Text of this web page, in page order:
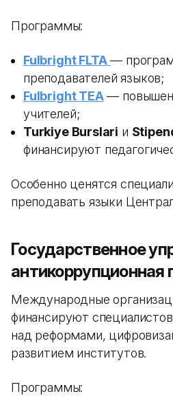
Программы:
Fulbright FLTA —
преподавателей языков;
Fulbright TEA—
учителей;
Turkiye Burslari и
финансируют
Особенно ценятся
преподавать языки
Государственное
антикоррупционная
Международные
финансируют
над реформами,
развитием институтов.
Программы: